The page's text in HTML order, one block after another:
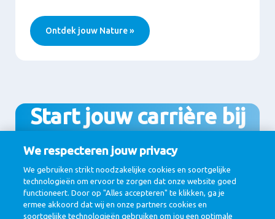
Ontdek jouw Nature »
Start jouw carrière bij
FrieslandCampina
Bekijk alle vacatures
We respecteren jouw privacy
We gebruiken strikt noodzakelijke cookies en soortgelijke
technologieën om ervoor te zorgen dat onze website goed
functioneert. Door op "Alles accepteren" te klikken, ga je
ermee akkoord dat wij en onze partners cookies en
soortgelijke technologieën gebruiken om jou een optimale